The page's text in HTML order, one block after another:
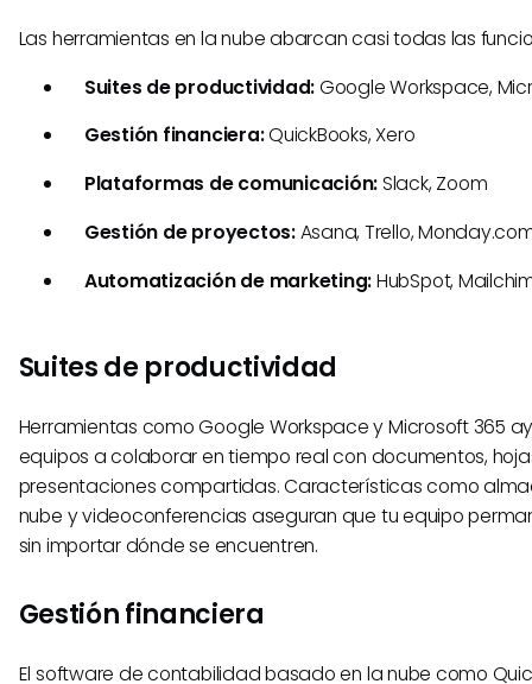
Las herramientas en la nube abarcan casi todas las
Suites de productividad:Google Workspace,
Gestión financiera:QuickBooks, Xero
Plataformas de comunicación: Slack, Zoom
Gestión de proyectos:Asana, Trello,
Automatización de marketing:HubSpot,
Suites de productividad
Herramientas como Google Workspace y Microsoft 365
equipos a colaborar en tiempo real con documentos,
presentaciones compartidas. Características como
nube y videoconferencias aseguran que tu equipo
sin importar dónde se encuentren.
Gestión financiera
El software de contabilidad basado en la nube como